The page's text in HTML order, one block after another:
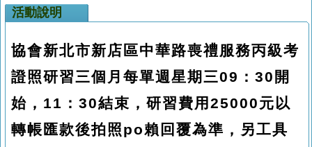
活動說明
協會新北市新店區中華路喪禮服務丙級考
證照研習三個月每單週星期三09：30開
始，11：30結束，研習費用25000元以
轉帳匯款後拍照po賴回覆為準，另工具